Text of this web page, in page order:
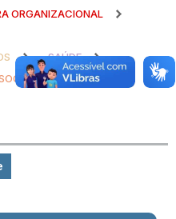
ORGANIZACIONAL
SAÚDE